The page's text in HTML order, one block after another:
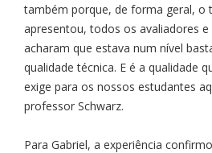
também porque, de forma geral, o
apresentou, todos os avaliadores
acharam que estava num nível
qualidade técnica. E é a qualidade
exige para os nossos estudantes
professor Schwarz.
Para Gabriel, a experiência